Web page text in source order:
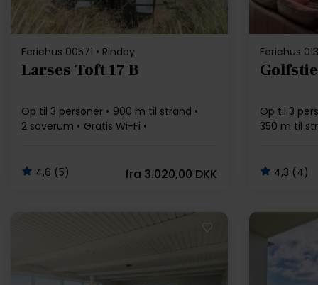
Feriehus 00571 • Rindby
Larses Toft 17 B
Op til 3 personer
900 m til strand
2 soverum
Gratis Wi-Fi
4,6 (5) fra 3.020,00 DKK
Feriehus
Op til 3
350 m til
4,3 (4)